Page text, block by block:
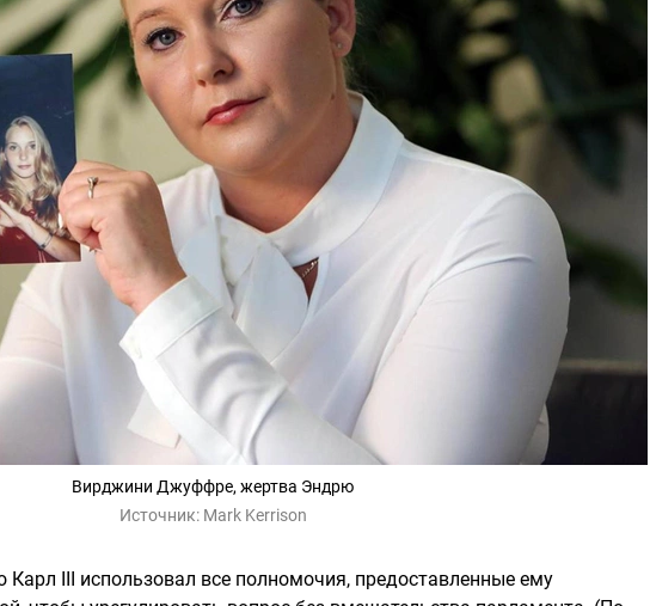
Вирджини Джуффре, жертва Эндрю
Источник: Mark Kerrison
Карл III использовал все полномочия, предоставленные ему